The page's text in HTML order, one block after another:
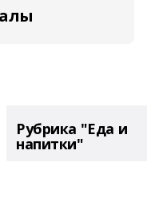
Рубрика "Еда и
напитки"